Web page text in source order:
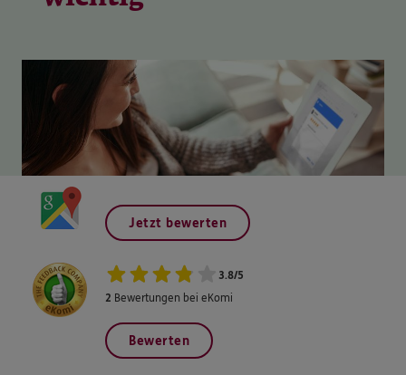
Jetzt bewerten
3.8/5
2 Bewertungen bei eKomi
Bewerten